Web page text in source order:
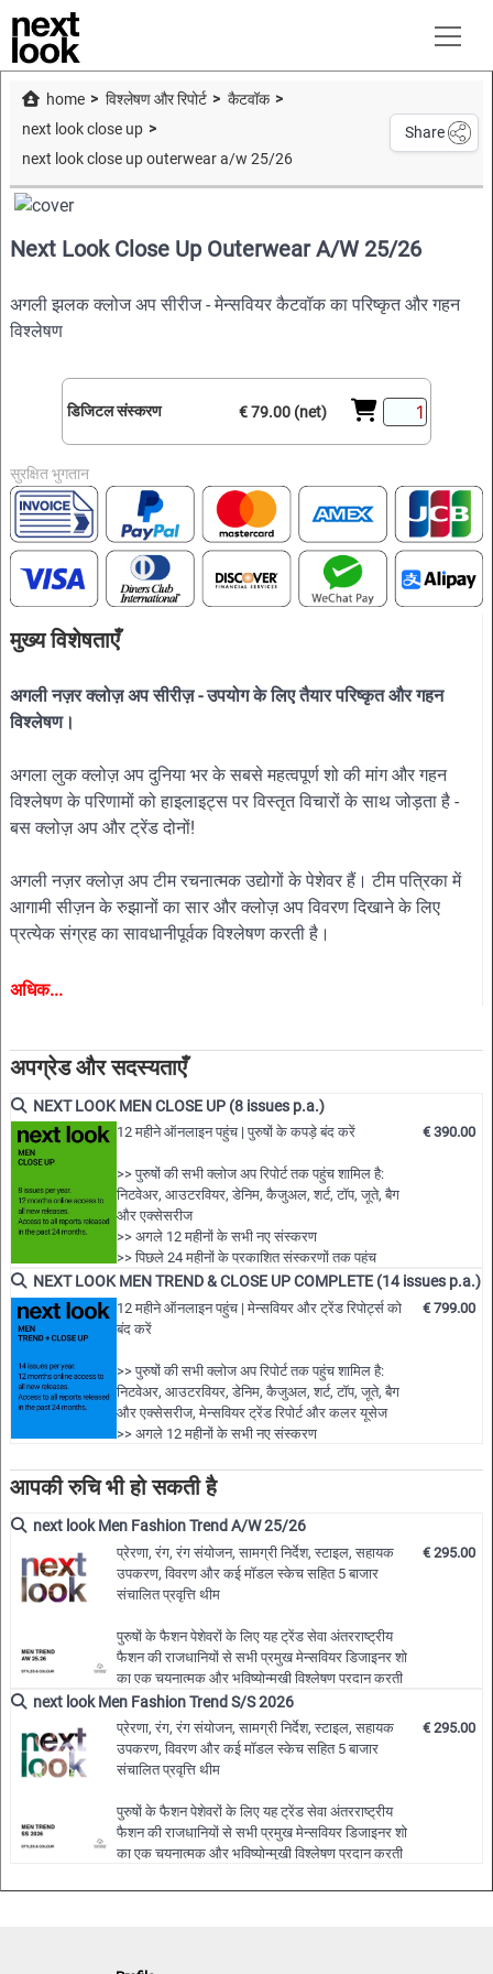
home विश्लेषण और रिपोर्ट
कैटवॉक
next look close up
next look close up outerwear a/w 25/26
Share
Next Look Close Up Outerwear A/W 25/26
अगली झलक क्लोज अप सीरीज - मेन्सवियर कैटवॉक का परिष्कृत और गहन
विश्लेषण
डिजिटल संस्करण € 79.00 (net)
सुरक्षित भुगतान
मुख्य विशेषताएँ
अगली नज़र क्लोज़ अप सीरीज़ - उपयोग के लिए तैयार परिष्कृत और गहन
विश्लेषण।
अगला लुक क्लोज़ अप दुनिया भर के सबसे महत्वपूर्ण शो की मांग और गहन
विश्लेषण के परिणामों को हाइलाइट्स पर विस्तृत विचारों के साथ जोड़ता है -
बस क्लोज़ अप और ट्रेंड दोनों!
अगली नज़र क्लोज़ अप टीम रचनात्मक उद्योगों के पेशेवर हैं। टीम पत्रिका में
आगामी सीज़न के रुझानों का सार और क्लोज़ अप विवरण दिखाने के लिए
प्रत्येक संग्रह का सावधानीपूर्वक विश्लेषण करती है।
डिज़ाइन से लेकर रचनात्मक रूप से खरीदने और बेचने तक,रचनात्मक
व्यापारियों के लिए बिल्कुल उपयोगी और प्रेरणादायक उपकरण।
हाइलाइट
• पुरुषों के परिधान,महिलाओं के परिधान और बच्चों के परिधान के लिए अलग-
अलग सेवाएँ उपलब्ध हैं:
• 500 से अधिक चयनित तस्वीरें
• 100 से अधिक क्लोज़ अप
• मुख्य आकर्षणों पर विस्तृत विचार
• कट,कपड़े,रंग और बहुत कुछ
अधिक...
अपग्रेड और सदस्यताएँ
NEXT LOOK MEN CLOSE UP (8 issues p.a.)
12 महीने ऑनलाइन पहुंच | पुरुषों के कपड़े बंद करें
>> पुरुषों की सभी क्लोज अप रिपोर्ट तक पहुंच शामिल है:
निटवेअर, आउटरवियर, डेनिम, कैजुअल, शर्ट, टॉप, जूते, बैग
और एक्सेसरीज
>> अगले 12 महीनों के सभी नए संस्करण
>> पिछले 24 महीनों के प्रकाशित संस्करणों तक पहुंच
शामिल है!
>> अपनी पसंद के 10 पूर्ण पीडीएफ अंकों तक डाउनलोड करें
>> 12 महीने की सदस्यता के दौरान सभी रिपोर्ट देखें…
€ 390.00
NEXT LOOK MEN TREND & CLOSE UP COMPLETE (14 issues p.a.)
12 महीने ऑनलाइन पहुंच | मेन्सवियर और ट्रेंड रिपोर्ट्स को
बंद करें
>> पुरुषों की सभी क्लोज अप रिपोर्ट तक पहुंच शामिल है:
निटवेअर, आउटरवियर, डेनिम, कैजुअल, शर्ट, टॉप, जूते, बैग
और एक्सेसरीज, मेन्सवियर ट्रेंड रिपोर्ट और कलर यूसेज
>> अगले 12 महीनों के सभी नए संस्करण
शामिल है!
>> 150 पूर्ण पीडीएफ मुद्दों और या अपनी पसंद के संपादन
योग्य वेक्टर सीएडी आर्टवर्क डाउनलोड करें
€ 799.00
आपकी रुचि भी हो सकती है
next look Men Fashion Trend A/W 25/26
प्रेरणा, रंग, रंग संयोजन, सामग्री निर्देश, स्टाइल, सहायक
उपकरण, विवरण और कई मॉडल स्केच सहित 5 बाजार
संचालित प्रवृत्ति थीम
पुरुषों के फैशन पेशेवरों के लिए यह ट्रेंड सेवा अंतरराष्ट्रीय
फैशन की राजधानियों से सभी प्रमुख मेन्सवियर डिजाइनर शो
का एक चयनात्मक और भविष्योन्मुखी विश्लेषण प्रदान करती
है और पांच बाजार-संचालित और एक ही समय में नवीन विषयों
में समेकित होती है।
प्रत्येक विषय को एक जटिल, वर्णनात्मक, प्रेरणादायक तरीके
से और तत्काल प्रयोग करने योग्य स्टाइल स्केच के माध्यम से
€ 295.00
next look Men Fashion Trend S/S 2026
प्रेरणा, रंग, रंग संयोजन, सामग्री निर्देश, स्टाइल, सहायक
उपकरण, विवरण और कई मॉडल स्केच सहित 5 बाजार
संचालित प्रवृत्ति थीम
पुरुषों के फैशन पेशेवरों के लिए यह ट्रेंड सेवा अंतरराष्ट्रीय
फैशन की राजधानियों से सभी प्रमुख मेन्सवियर डिजाइनर शो
का एक चयनात्मक और भविष्योन्मुखी विश्लेषण प्रदान करती
में समेकित होती है।
€ 295.00